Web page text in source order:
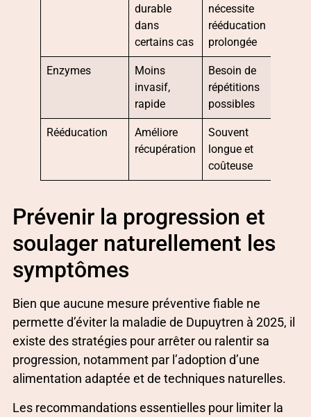
durable
dans
certains cas
nécessite
rééducation
prolongée
Enzymes
Moins
invasif,
rapide
Besoin de
répétitions
possibles
Rééducation
Améliore
récupération
Souvent
longue et
coûteuse
Prévenir la progression et
soulager naturellement les
symptômes
Bien que aucune mesure préventive fiable ne
permette d’éviter la maladie de Dupuytren à 2025, il
existe des stratégies pour arrêter ou ralentir sa
progression, notamment par l’adoption d’une
alimentation adaptée et de techniques naturelles.
Les recommandations essentielles pour limiter la